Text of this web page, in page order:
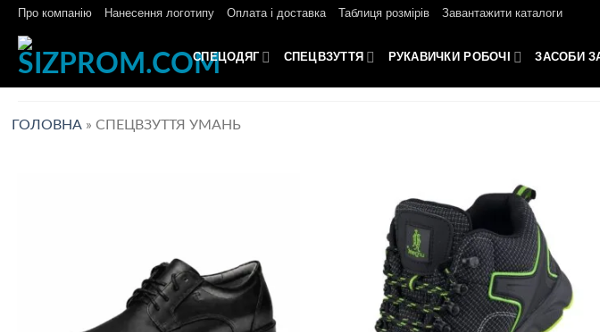
Skip
content
Про компанію Нанесення логотипу Оплата і доставка Таблиця розмірів Завантажити каталоги
СПЕЦОДЯГ СПЕЦВЗУТТЯ РУКАВИЧКИ РОБОЧІ ЗАСОБИ
ГОЛОВНА» СПЕЦВЗУТТЯ УМАНЬ